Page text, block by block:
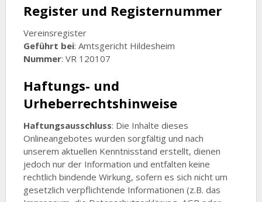
Register und Registernummer
Vereinsregister
Geführt bei: Amtsgericht Hildesheim
Nummer: VR 120107
Haftungs- und
Urheberrechtshinweise
Haftungsausschluss: Die Inhalte dieses
Onlineangebotes wurden sorgfältig und nach
unserem aktuellen Kenntnisstand erstellt, dienen
jedoch nur der Information und entfalten keine
rechtlich bindende Wirkung, sofern es sich nicht um
gesetzlich verpflichtende Informationen (z.B. das